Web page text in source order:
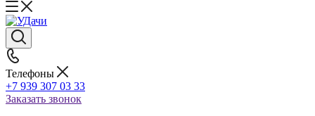
Телефоны
+7 939 307 03 33
Заказать звонок